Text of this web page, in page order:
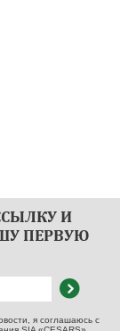
И
ПЕРВУЮ
я соглашаюсь с